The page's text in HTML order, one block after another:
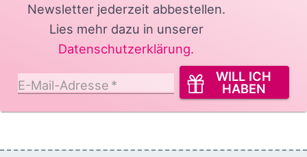
Newsletter jederzeit abbestellen.
Lies mehr dazu in unserer
Datenschutzerklärung.
E-Mail-Adresse *
WILL ICH
HABEN